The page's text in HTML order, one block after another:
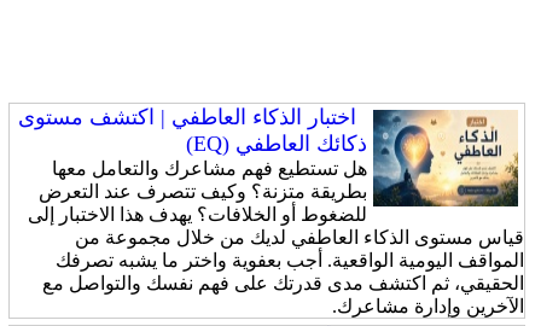
اختبار الذكاء العاطفي | اكتشف مستوى
ذكائك العاطفي (EQ)
هل تستطيع فهم مشاعرك والتعامل معها
بطريقة متزنة؟ وكيف تتصرف عند التعرض
للضغوط أو الخلافات؟ يهدف هذا الاختبار إلى
قياس مستوى الذكاء العاطفي لديك من خلال مجموعة من
المواقف اليومية الواقعية. أجب بعفوية واختر ما يشبه تصرفك
الحقيقي، ثم اكتشف مدى قدرتك على فهم نفسك والتواصل مع
الآخرين وإدارة مشاعرك.